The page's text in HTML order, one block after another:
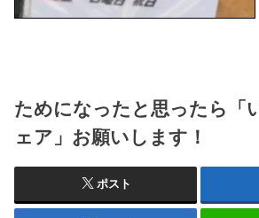
ためになったと思ったら「
ェア」お願いします！
ポスト